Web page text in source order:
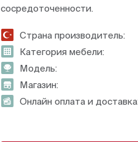
сосредоточенности.
Страна производитель:
Категория мебели:
Модель:
Магазин:
Онлайн оплата и